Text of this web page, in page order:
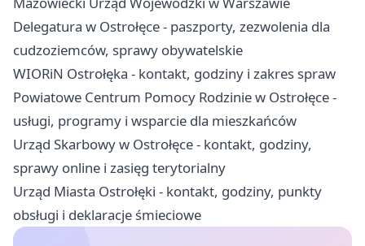
Delegatura w Ostrołęce - paszporty, zezwolenia dla
cudzoziemców, sprawy obywatelskie
WIORiN Ostrołęka - kontakt, godziny i zakres spraw
Powiatowe Centrum Pomocy Rodzinie w Ostrołęce -
usługi, programy i wsparcie dla mieszkańców
Urząd Skarbowy w Ostrołęce - kontakt, godziny,
sprawy online i zasięg terytorialny
Urząd Miasta Ostrołęki - kontakt, godziny, punkty
obsługi i deklaracje śmieciowe